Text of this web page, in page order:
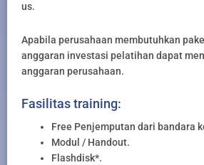
us.
Apabila perusahaan membutuhkan
anggaran investasi pelatihan dapat
anggaran perusahaan.
Fasilitas training:
Free Penjemputan dari bandara
Modul / Handout.
Flashdisk*.